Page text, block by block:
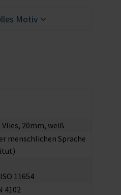
Motiv
20mm, weiß
menschlichen Sprache
11654
4102